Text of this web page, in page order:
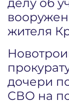
жителя
дочери
СВО на